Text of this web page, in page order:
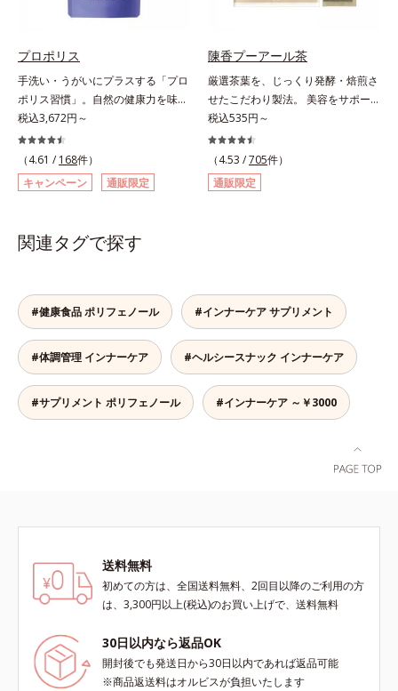
マスクが手放せない」「買い物に行
スメです。
とは、花茶の代表的な原料、メイク
含むローズマリーなど古来より伝わ
る6種の植物エキスをぎゅっと凝縮
したオリジナルブレンドのエキスで
す。＊美凛六草（メイリンロクソ
ウ）エキスとは、メイクイファ、ベ
ニバナ、キンセンカ、ローズマリ
ー、ホップ、キクカ、6種類の植物
エキスの総称です。
プロポリス
手洗い・うがいにプラスする「プロ
ポリス習慣」。自然の健康力を味方
にして、負けないカラダに。オルビ
スのプロポリスは、高品質なブラジ
ル産100％のプロポリスを使用し、
体調を維持する元気をサポートしま
す。独自の2段階抽出法により、プ
分を無駄なく抽出し、自然の健康力
るレシチンとシソ油、ハツラツな毎
日をつくる高麗人参などのサポート
成分が、元気を底上げします。
税込3,672円～
（4.61 / 168件）
キャンペーン
通販限定
陳香プーアール茶
厳選茶葉を、じっくり発酵・焙煎さ
せたこだわり製法。 美容をサポー
トする没食子（ポリフェノール）配
合で、 本格的な味と美容ケアが楽
しめます。。胃腸にやさしい0kcal
の、ダイエット中にうれしいプ―ア
ール茶です。ホットでもアイスでも
用し、茶成分が浸出しやすい若葉だ
けを使用しました。特有の没食子酸
（ボッショクシサン）がダイエット
をサポート。香ばしく、まろやかな
味わいで、毎日の食事といっしょに
お召し上がりいただけます。
税込535円～
（4.53 /705件）
通販限定
関連タグで探す
#健康食品 ポリフェノール #インナーケア サプリメント
#体調管理 インナーケア #ヘルシースナック インナーケア
#サプリメント ポリフェノール #インナーケア ～￥3000
送料無料
初めての方は、全国送料無料、2回目以降のご利用の方
は、3,300円以上(税込)のお買い上げで、送料無料
30日以内なら返品OK
開封後でも発送日から30日以内であれば返品可能
※商品返送料はオルビスが負担いたします